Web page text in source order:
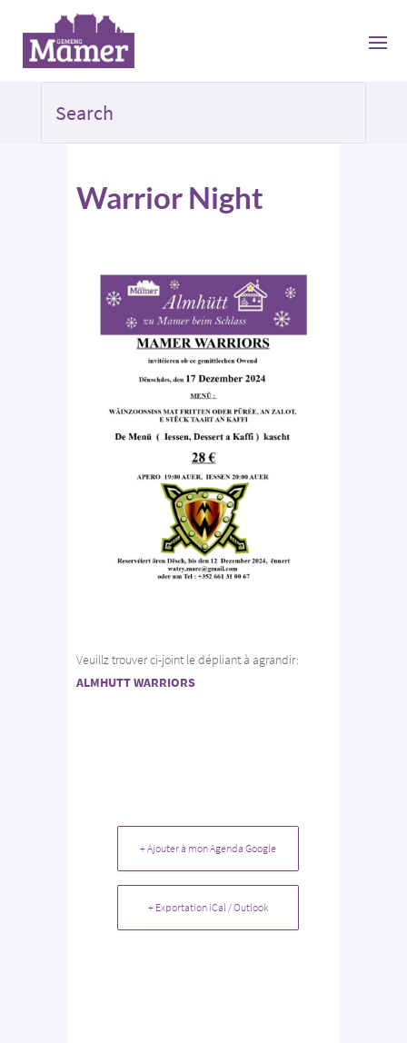
Warrior Night
Veuillz trouver ci-joint le dépliant à agrandir:
ALMHUTT WARRIORS
+ Ajouter à mon Agenda Google
+ Exportation iCal / Outlook